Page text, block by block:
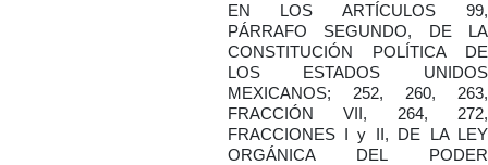
EN LOS ARTÍCULOS 99,
PÁRRAFO SEGUNDO, DE LA
CONSTITUCIÓN POLÍTICA DE
LOS ESTADOS UNIDOS
MEXICANOS; 252, 260, 263,
FRACCIÓN VII, 264, 272,
FRACCIONES I y II, DE LA LEY
ORGÁNICA DEL PODER